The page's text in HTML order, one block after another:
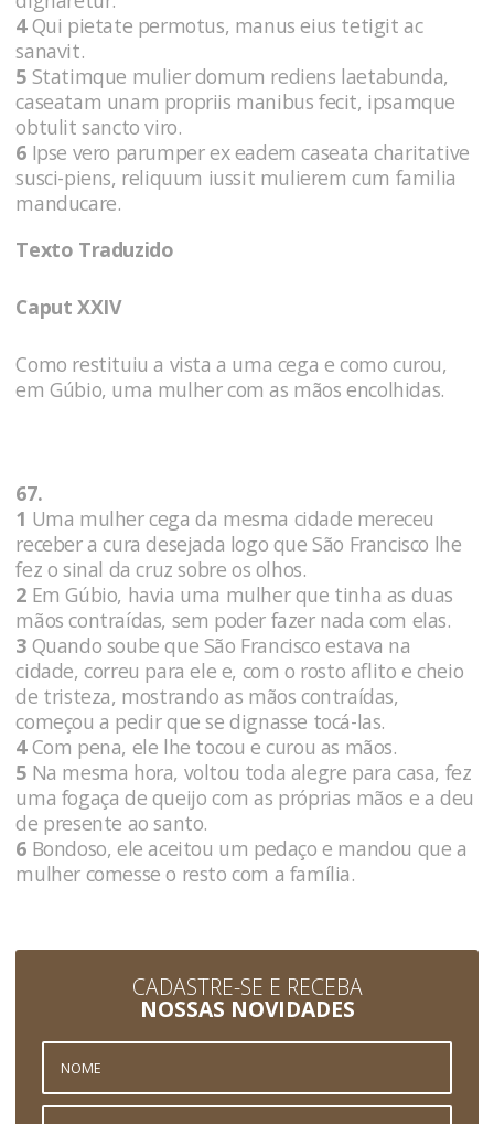
4Qui pietate permotus, manus eius tetigit ac
sanavit.
5 Statimque mulier domum rediens laetabunda,
caseatam unam propriis manibus fecit, ipsamque
obtulit sancto viro.
6 Ipse vero parumper ex eadem caseata charitative
susci-piens, reliquum iussit mulierem cum familia
manducare.
Texto Traduzido
Caput XXIV
Como restituiu a vista a uma cega e como curou,
em Gúbio, uma mulher com as mãos encolhidas.
67.
1 Uma mulher cega da mesma cidade mereceu
receber a cura desejada logo que São Francisco lhe
fez o sinal da cruz sobre os olhos.
2 Em Gúbio, havia uma mulher que tinha as duas
mãos contraídas, sem poder fazer nada com elas.
3 Quando soube que São Francisco estava na
cidade, correu para ele e, com o rosto aflito e cheio
de tristeza, mostrando as mãos contraídas,
começou a pedir que se dignasse tocá-las.
4Com pena, ele lhe tocou e curou as mãos.
5 Na mesma hora, voltou toda alegre para casa, fez
uma fogaça de queijo com as próprias mãos e a deu
de presente ao santo.
6 Bondoso, ele aceitou um pedaço e mandou que a
mulher comesse o resto com a família.
CADASTRE-SE E RECEBA
NOSSAS NOVIDADES